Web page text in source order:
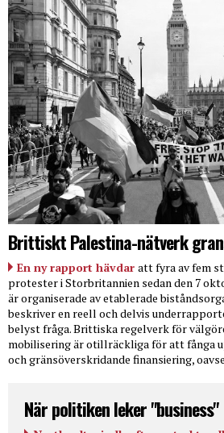
Brittiskt Palestina-nätverk
En ny rapport hävdar att fyra av fem
protester i Storbritannien sedan den 7
är organiserade av etablerade
beskriver en reell och delvis
belyst fråga. Brittiska regelverk för
mobilisering är otillräckliga för att fånga
och gränsöverskridande finansiering,
När politiken leker "business"